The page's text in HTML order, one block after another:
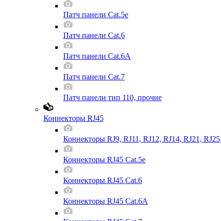
Патч панели Cat.5e
Патч панели Cat.6
Патч панели Cat.6A
Патч панели Cat.7
Патч панели тип 110, прочие
Коннекторы RJ45
Коннекторы RJ9, RJ11, RJ12, RJ14, RJ21,
Коннекторы RJ45 Cat.5e
Коннекторы RJ45 Cat.6
Коннекторы RJ45 Cat.6A